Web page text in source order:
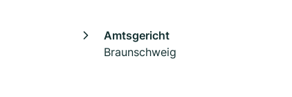
Amtsgericht
Braunschweig